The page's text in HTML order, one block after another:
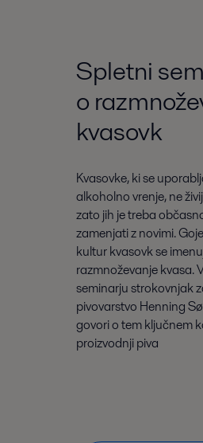
Spletni
o
kvasovk
Kvasovke, ki se
alkoholno vrenje, ne
zato jih je treba
zamenjati z novimi.
kultur kvasovk se
razmnoževanje kvasa.
seminarju strokovnjak
pivovarstvo Henning
govori o tem ključnem
proizvodnji piva